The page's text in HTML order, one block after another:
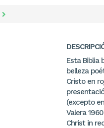
Esta Biblia
belleza
Cristo en
(excepto
Valera
Christ in